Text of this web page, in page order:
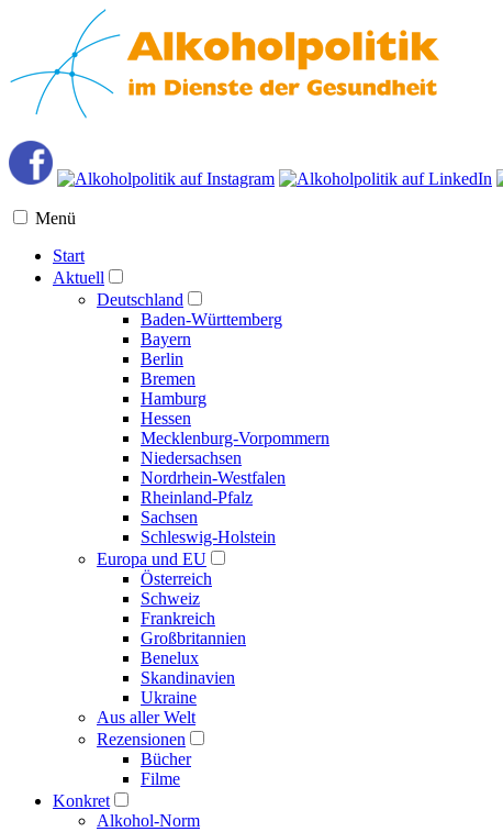
Menü
Start
Aktuell
Deutschland
Baden-Württemberg
Bayern
Berlin
Bremen
Hamburg
Hessen
Mecklenburg-Vorpommern
Niedersachsen
Nordrhein-Westfalen
Rheinland-Pfalz
Sachsen
Schleswig-Holstein
Europa und EU
Österreich
Schweiz
Frankreich
Großbritannien
Benelux
Skandinavien
Ukraine
Aus aller Welt
Rezensionen
Bücher
Filme
Konkret
Alkohol-Norm